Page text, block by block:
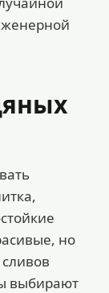
но
выбирают